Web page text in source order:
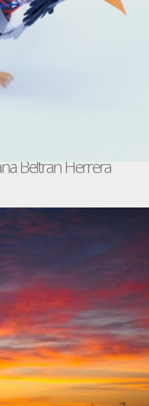
Beltran Herrera